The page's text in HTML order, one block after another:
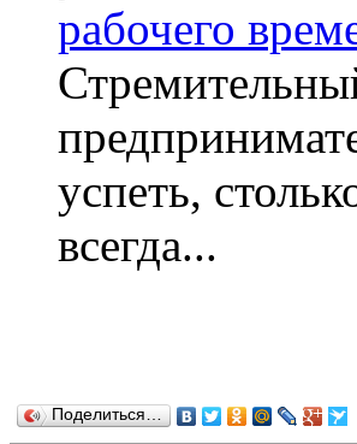
рабочего
успеть,
всегда...
Поделиться…